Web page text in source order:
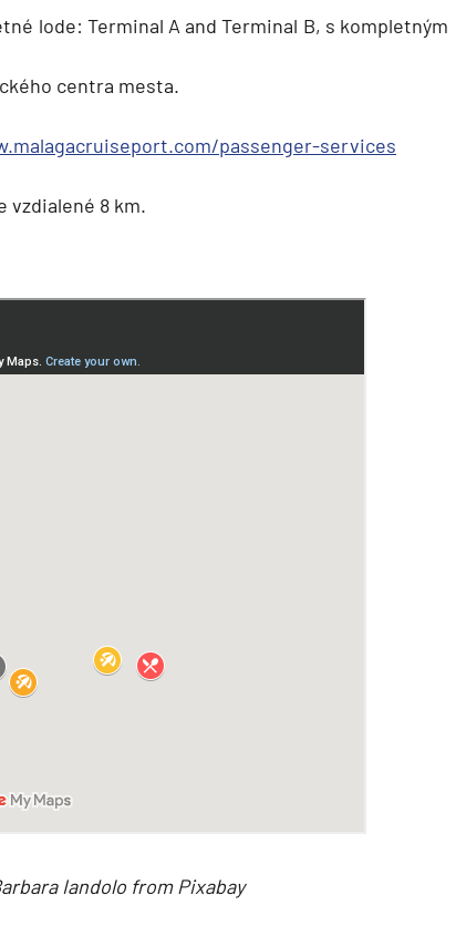
lode: Terminal A and Terminal B, s kompletným
centra mesta.
passenger-services
vzdialené 8 km.
Iandolo from Pixabay